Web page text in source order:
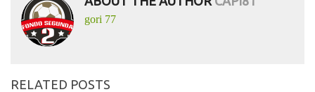
gori 77
RELATED POSTS